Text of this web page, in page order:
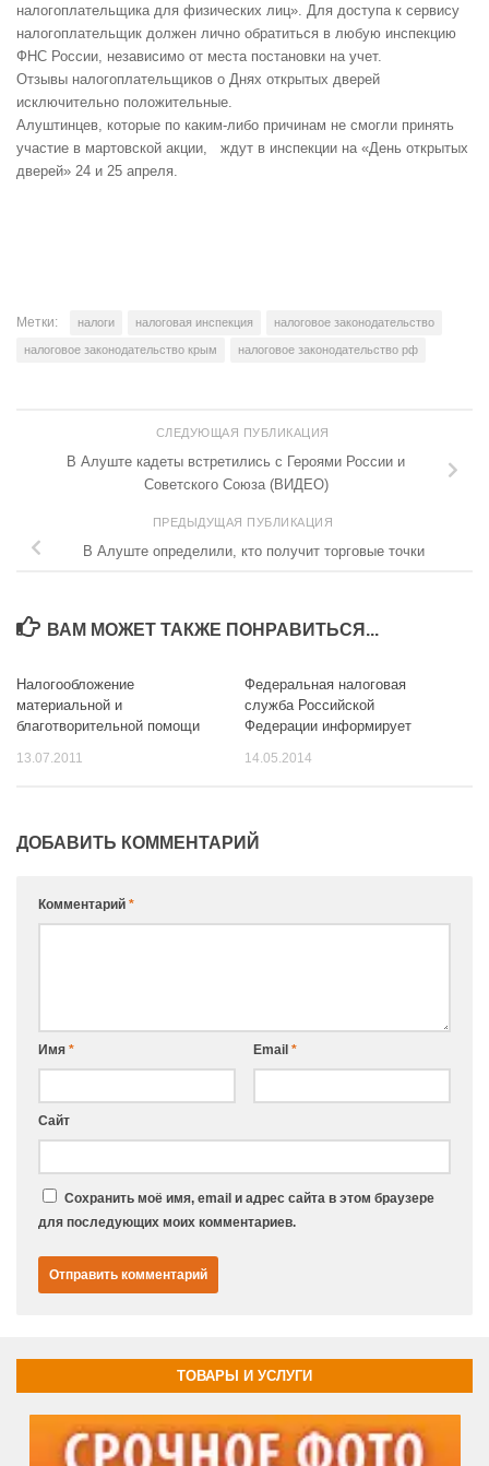
налогоплательщика для физических лиц». Для доступа к сервису
налогоплательщик должен лично обратиться в любую инспекцию
ФНС России, независимо от места постановки на учет.
Отзывы налогоплательщиков о Днях открытых дверей
исключительно положительные.
Алуштинцев, которые по каким-либо причинам не смогли принять
участие в мартовской акции, ждут в инспекции на «День открытых
дверей» 24 и 25 апреля.
Метки: налоги налоговая инспекция налоговое законодательство
налоговое законодательство крым налоговое законодательство рф
СЛЕДУЮЩАЯ ПУБЛИКАЦИЯ
В Алуште кадеты встретились с Героями России и
Советского Союза (ВИДЕО)
ПРЕДЫДУЩАЯ ПУБЛИКАЦИЯ
В Алуште определили, кто получит торговые точки
ВАМ МОЖЕТ ТАКЖЕ ПОНРАВИТЬСЯ...
Налогообложение
материальной и
благотворительной помощи
13.07.2011
Федеральная налоговая
служба Российской
Федерации информирует
14.05.2014
ДОБАВИТЬ КОММЕНТАРИЙ
Комментарий *
Имя * Email *
Сайт
Сохранить моё имя, email и адрес сайта в этом браузере
для последующих моих комментариев.
ТОВАРЫ И УСЛУГИ